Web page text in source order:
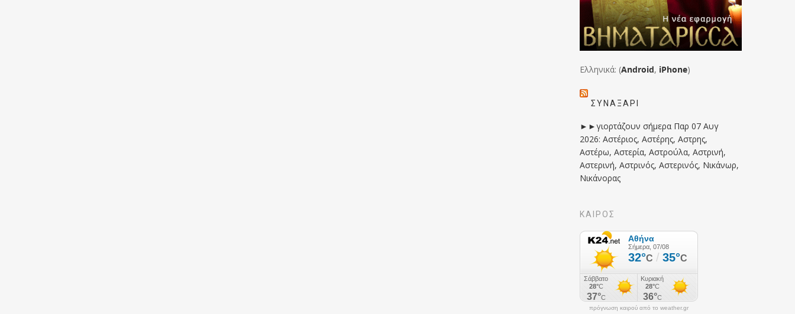
Ελληνικά: (Android, iPhone)
ΣΥΝΑΞΆΡΙ
►►γιορτάζουν σήμερα Παρ 07 Αυγ
2026: Αστέριος, Αστέρης, Αστρης,
Αστέρω, Αστερία, Αστρούλα, Αστρινή,
Αστερινή, Αστρινός, Αστερινός, Νικάνωρ,
Νικάνορας
ΚΑΙΡΟΣ
πρόγνωση καιρού από το weather.gr